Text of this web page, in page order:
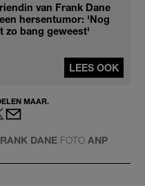
van Frank Dane
hersentumor: 'Nog
zo bang geweest'
LEES OOK
MAAR.
DANE FOTO ANP